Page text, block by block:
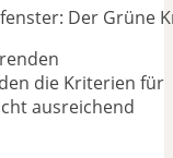
Der Grüne
die Kriterien für
ausreichend